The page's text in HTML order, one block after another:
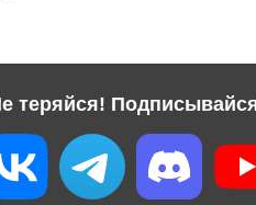
теряйся!